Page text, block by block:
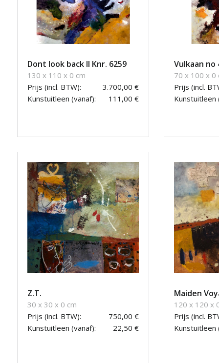
Dont look back II Knr. 6259
130 x 110 x 0 cm
Prijs (incl. BTW):
3.700,00 €
Kunstuitleen (vanaf):
111,00 €
Vulkaan no
70 x 100 x 0
Prijs (incl.
Kunstuitleen
Z.T.
30 x 30 x 0 cm
Prijs (incl. BTW):
750,00 €
Kunstuitleen (vanaf):
22,50 €
Maiden
120 x 120 x
Prijs (incl.
Kunstuitleen